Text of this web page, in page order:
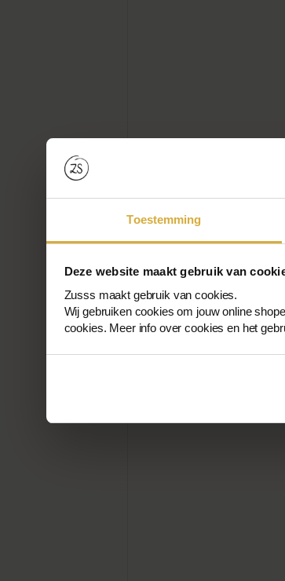
Toestemming
Deze website maakt gebruik van
Zusss maakt gebruik van cookies.
Wij gebruiken cookies om jouw online
cookies. Meer info over cookies en het